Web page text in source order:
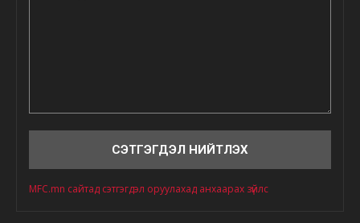
MFC.mn сайтад сэтгэгдэл оруулахад анхаарах зүйлс